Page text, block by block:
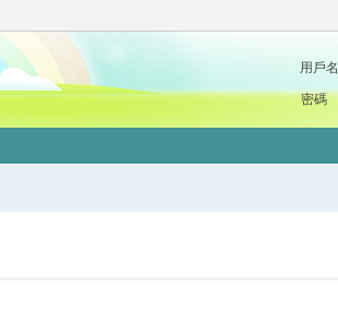
用戶名
密碼